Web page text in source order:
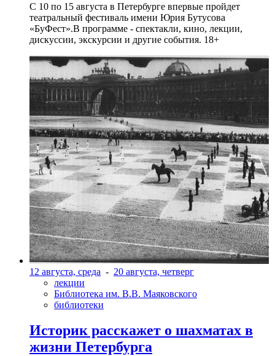
С 10 по 15 августа в Петербурге впервые пройдет
театральный фестиваль имени Юрия Бутусова
«БуФест».В программе - спектакли, кино, лекции,
дискуссии, экскурсии и другие события. 18+
12 августа, среда - 20 августа, четверг
лекции
Библиотека им. В.В. Маяковского
библиотеки
Историк расскажет о шахматах в
жизни Петербурга